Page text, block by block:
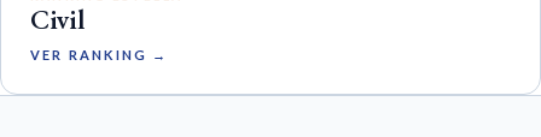
Civil
VER RANKING →